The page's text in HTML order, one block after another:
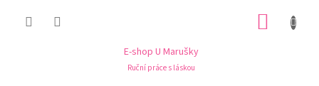
E-shop U Marušky
Ruční práce s láskou